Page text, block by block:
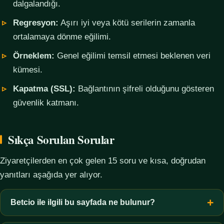
dalgalandığı.
Regresyon: Aşırı iyi veya kötü serilerin zamanla
ortalamaya dönme eğilimi.
Örneklem: Genel eğilimi temsil etmesi beklenen veri
kümesi.
Kapatma (SSL): Bağlantının şifreli olduğunu gösteren
güvenlik katmanı.
Sıkça Sorulan Sorular
Ziyaretçilerden en çok gelen 15 soru ve kısa, doğrudan
yanıtları aşağıda yer alıyor.
Betcio ile ilgili bu sayfada ne bulunur?
Bu sayfada yalnızca kavramsal bilgi, terim açıklamaları, veri